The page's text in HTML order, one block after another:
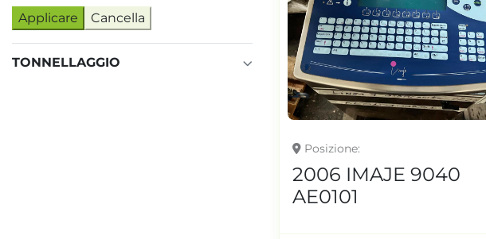
Applicare Cancella
TONNELLAGGIO
Posizione
2006 IMAJE 9040
AE0101